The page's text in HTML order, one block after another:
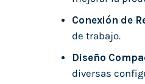
Conexión de
de trabajo.
Diseño
diversas